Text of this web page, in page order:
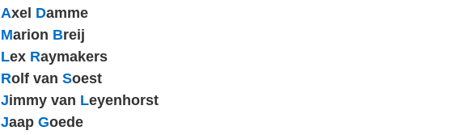
Axel Damme
Marion Breij
Lex Raymakers
Rolf van Soest
Jimmy van Leyenhorst
Jaap Goede